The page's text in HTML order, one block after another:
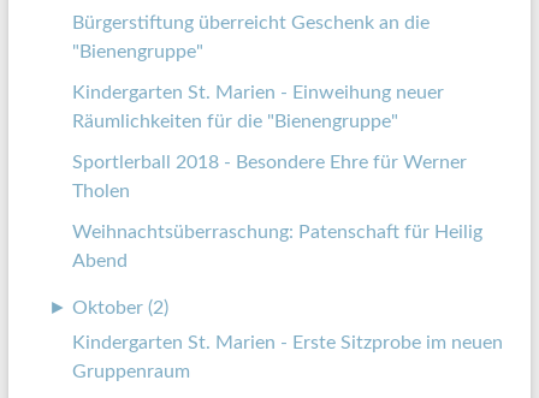
Bürgerstiftung überreicht Geschenk an die
"Bienengruppe"
Kindergarten St. Marien - Einweihung neuer
Räumlichkeiten für die "Bienengruppe"
Sportlerball 2018 - Besondere Ehre für Werner
Tholen
Weihnachtsüberraschung: Patenschaft für Heilig
Abend
► Oktober (2)
Kindergarten St. Marien - Erste Sitzprobe im neuen
Gruppenraum